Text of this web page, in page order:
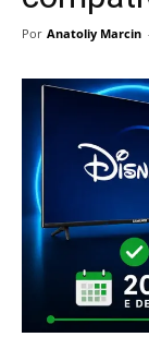
Por Anatoliy Marcin